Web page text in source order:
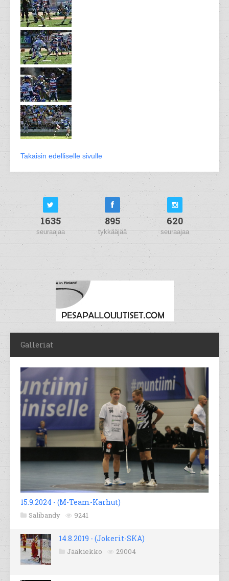
Takaisin edelliselle sivulle
1635
seuraajaa
895
tykkääjää
620
seuraajaa
Galleriat
15.9.2024 - (M-Team-Karhut)
Salibandy 9241
14.8.2019 - (Jokerit-SKA)
Jääkiekko 29004